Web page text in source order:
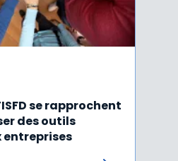
se rapprochent
des outils
entreprises